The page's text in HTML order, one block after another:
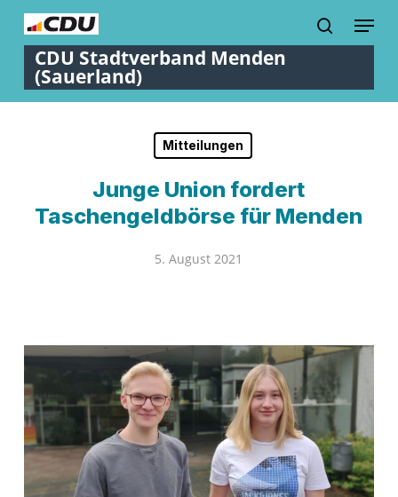
content
search
Menu
Mitteilungen
Junge Union fordert
Taschengeldbörse für Menden
5. August 2021